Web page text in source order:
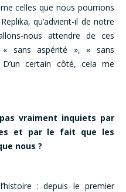
celles que nous pourrions
qu’advient-il de notre
nous attendre de ces
« sans aspérité », « sans
certain côté, cela me
vraiment inquiets par
et par le fait que les
nous ?
: depuis le premier